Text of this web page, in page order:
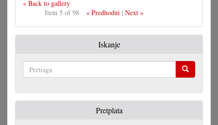
« Back to gallery
Item 5 of 98
« Predhodni| Next »
Iskanje
Pretplata